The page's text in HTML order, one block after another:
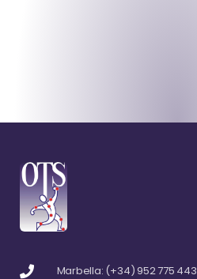
Marbella: (+34) 952 775 443